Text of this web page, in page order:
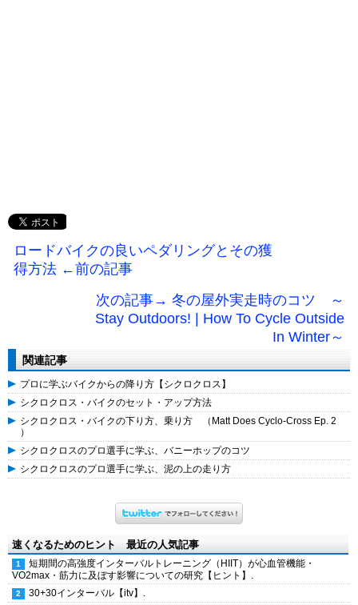
ロードバイクの良いペダリングとその獲
得方法 ←前の記事
次の記事→ 冬の屋外実走時のコツ ～
Stay Outdoors! | How To Cycle Outside
In Winter～
関連記事
プロに学ぶバイクからの降り方【シクロクロス】
シクロクロス・バイクのセット・アップ方法
シクロクロス・バイクの下り方、乗り方 （Matt Does Cyclo-Cross Ep. 2
）
シクロクロスのプロ選手に学ぶ、バニーホップのコツ
シクロクロスのプロ選手に学ぶ、泥の上の走り方
速くなるためのヒント 最近の人気記事
短期間の高強度インターバルトレーニング（HIIT）が心血管機能・
VO2max・筋力に及ぼす影響についての研究【ヒント】.
30+30インターバル【itv】.